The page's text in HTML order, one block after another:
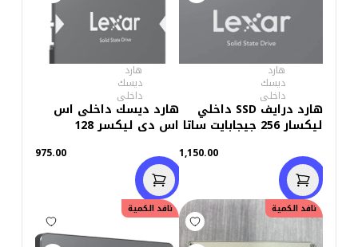
هارد
ديسك
داخلى
هارد درايف SSD داخلي
ليكسار 256 جيجابايت ساتا
1,150.00
هارد
ديسك
داخلى
هارد ديسك داخلى اس
اس دى ليكسر 128
975.00
نافد الكمية نافد الكمية